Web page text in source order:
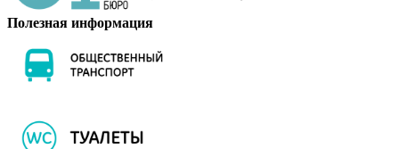
Полезная информация